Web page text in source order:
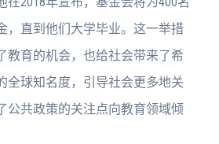
，直到他们大学毕业。这一举措
教育的机会，也给社会带来了希
全球知名度，引导社会更多地关
公共政策的关注点向教育领域倾